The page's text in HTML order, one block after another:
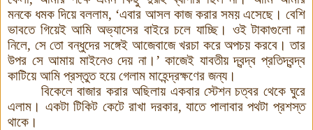
মনকে ধমক দিয়ে বললাম, ‘এবার আসল কাজ করার সময় এসেছে। বেশি
ভাবতে গিয়েই আমি অভ্যাসের বাইরে চলে যাচ্ছি। ওই টাকাগুলো না
নিলে, সে তো বন্ধুদের সঙ্গেই আজেবাজে খরচা করে অপচয় করবে। তার
উপর সে আমায় মাইনেও দেয় না। ’কাজেই যাবতীয় দ্বন্দ্ব প্রতিদ্বন্দ্ব
কাটিয়ে আমি প্রস্তুত হয়ে গেলাম মাহেন্দ্রক্ষণের জন্য।
বিকেলে বাজার করার অছিলায় একবার স্টেশন চত্বর থেকে ঘুরে
এলাম । একটা টিকিট কেটে রাখা দরকার,যাতে পালাবার পথটা প্রশস্ত
থাকে ।